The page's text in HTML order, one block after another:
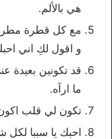
هي بالألم.
مع كل قطرة مطر
و اقول لكِ اني
قد تكونين بعيدة
ما ارآه.
تكون لي قلب اكون
احبك يا سببا